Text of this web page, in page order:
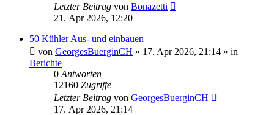
Letzter Beitrag von Bonazetti
21. Apr 2026, 12:20
50 Kühler Aus- und einbauen
von GeorgesBuerginCH » 17. Apr 2026, 21:14 » in
Berichte
0 Antworten
12160 Zugriffe
Letzter Beitrag von GeorgesBuerginCH
17. Apr 2026, 21:14